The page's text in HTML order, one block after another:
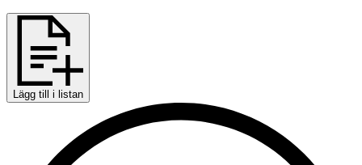
Lägg till i listan